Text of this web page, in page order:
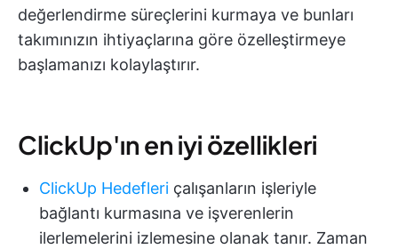
değerlendirme süreçlerini kurmaya ve bunları
takımınızın ihtiyaçlarına göre özelleştirmeye
başlamanızı kolaylaştırır.
ClickUp'ın en iyi özellikleri
ClickUp Hedefleri çalışanların işleriyle
bağlantı kurmasına ve işverenlerin
ilerlemelerini izlemesine olanak tanır. Zaman